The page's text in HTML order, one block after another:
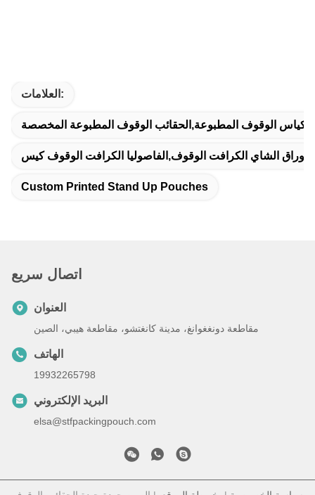
العلامات:
الوقوف المطبوعة,الحقائب الوقوف المطبوعة المخصصة
الشاي الكرافت الوقوف,الفاصوليا الكرافت الوقوف كيس
Custom Printed Stand Up Pouches
اتصال سريع
العنوان
مقاطعة دونغغوانغ، مدينة كانغتشو، مقاطعة هيبي، الصين
الهاتف
19932265798
البريد الإلكتروني
elsa@stfpackingpouch.com